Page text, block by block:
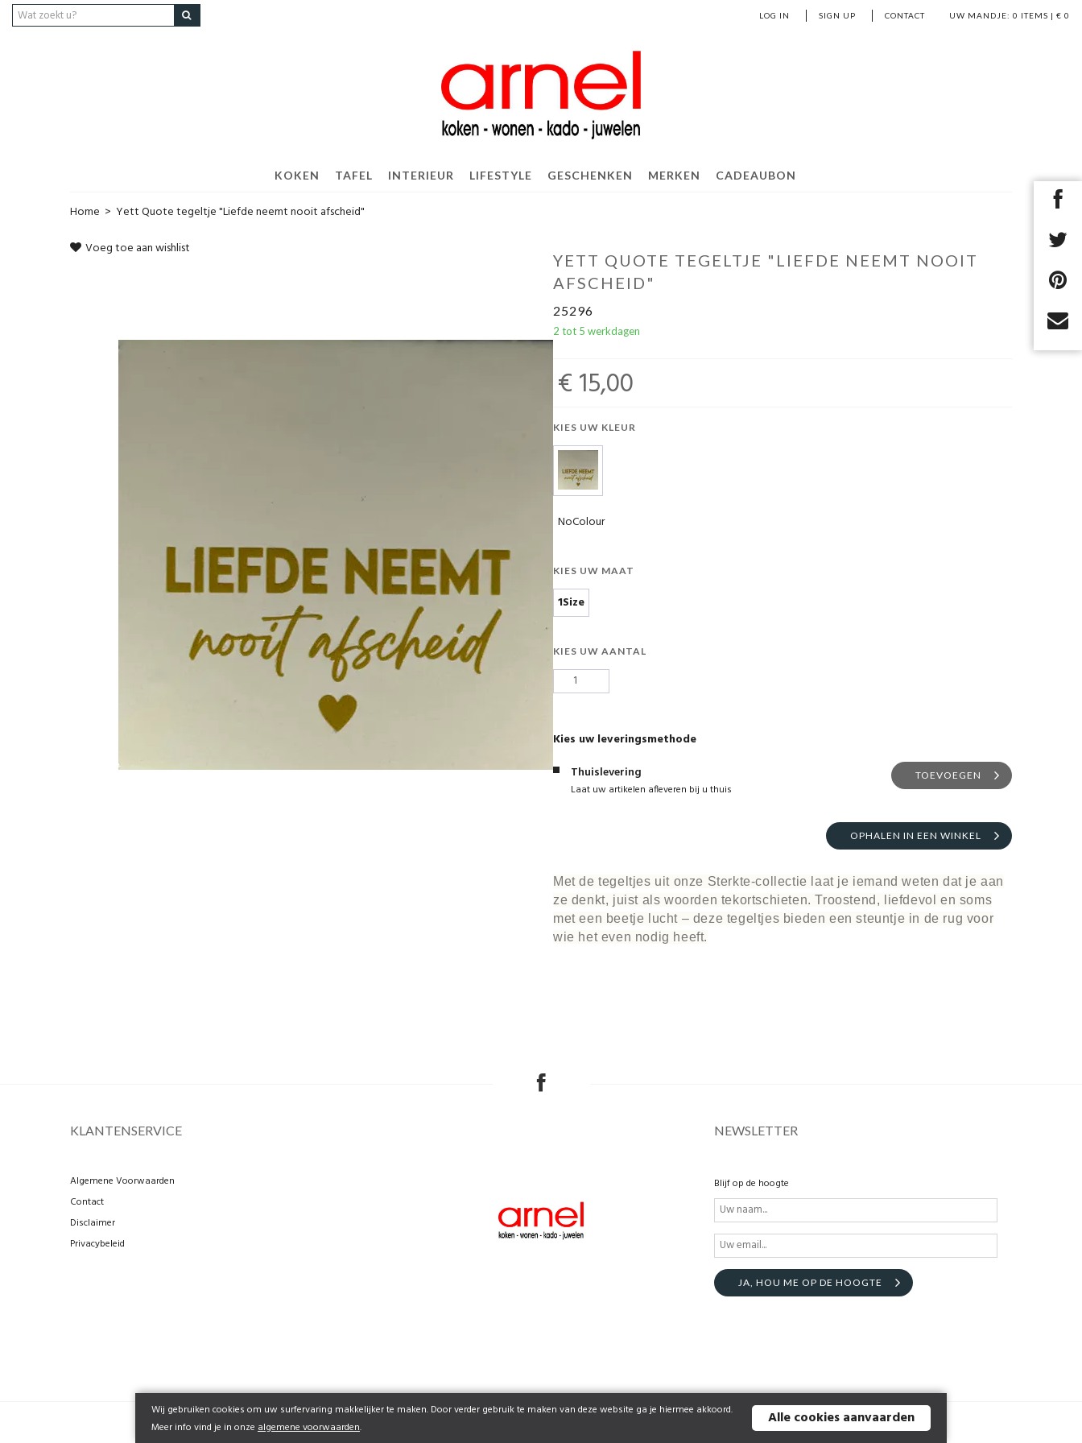
UW MANDJE: 0 ITEMS | € 0
LOG IN SIGN UP CONTACT
KOKEN TAFEL INTERIEUR LIFESTYLE GESCHENKEN MERKEN CADEAUBON
Home > Yett Quote tegeltje "Liefde neemt nooit afscheid"
Voeg toe aan wishlist
YETT QUOTE TEGELTJE "LIEFDE NEEMT NOOIT
AFSCHEID"
25296
2 tot 5 werkdagen
€ 15,00
KIES UW KLEUR
NoColour
KIES UW MAAT
1Size
KIES UW AANTAL
Kies uw leveringsmethode
Thuislevering
Laat uw artikelen afleveren bij u thuis
TOEVOEGEN
OPHALEN IN EEN WINKEL
Met de tegeltjes uit onze Sterkte-collectie laat je iemand weten dat je aan
ze denkt, juist als woorden tekortschieten. Troostend, liefdevol en soms
met een beetje lucht – deze tegeltjes bieden een steuntje in de rug voor
wie het even nodig heeft.
KLANTENSERVICE
Algemene Voorwaarden
Contact
Disclaimer
Privacybeleid
NEWSLETTER
Blijf op de hoogte
JA, HOU ME OP DE HOOGTE
Wij gebruiken cookies om uw surfervaring makkelijker te maken. Door verder gebruik te maken van deze website ga je hiermee akkoord.
Meer info vind je in onze algemene voorwaarden. Alle cookies aanvaarden